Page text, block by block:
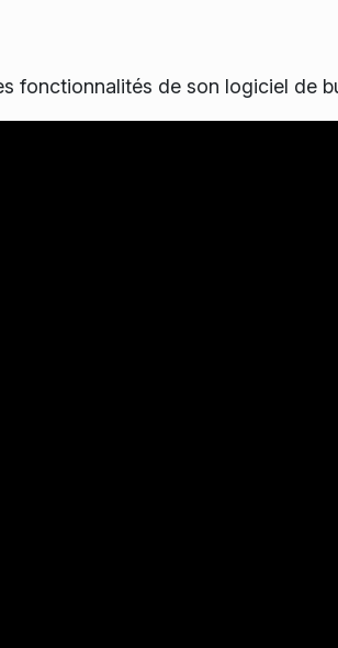
fonctionnalités de son logiciel de